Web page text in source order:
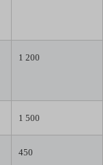
1 200
1 500
450